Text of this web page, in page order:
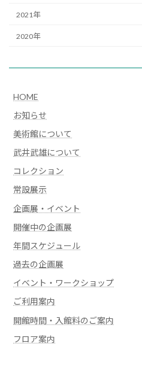
2021年
2020年
HOME
お知らせ
美術館について
武井武雄について
コレクション
常設展示
企画展・イベント
開催中の企画展
年間スケジュール
過去の企画展
イベント・ワークショップ
ご利用案内
開館時間・入館料のご案内
フロア案内